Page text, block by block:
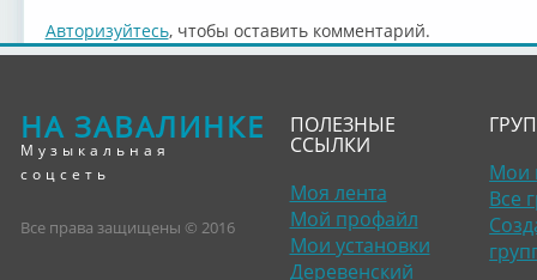
Авторизуйтесь, чтобы оставить комментарий.
НА ЗАВАЛИНКЕ
Музыкальная
соцсеть
Все права защищены © 2016
ПОЛЕЗНЫЕ
ССЫЛКИ
Моя лента
Мой профайл
Мои установки
Деревенский
Мои
Все